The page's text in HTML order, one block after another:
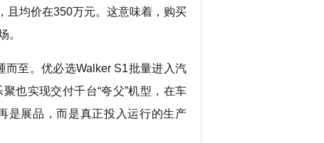
均价在350万元。这意味着，购买
。
至。优必选Walker S1批量进入汽
也实现交付千台“夸父”机型，在车
是展品，而是真正投入运行的生产